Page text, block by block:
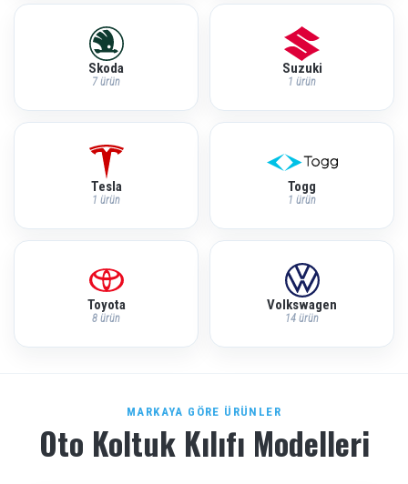
Skoda
7 ürün
Suzuki
1 ürün
Tesla
1 ürün
Togg
1 ürün
Toyota
8 ürün
Volkswagen
14 ürün
MARKAYA GÖRE ÜRÜNLER
Oto Koltuk Kılıfı Modelleri